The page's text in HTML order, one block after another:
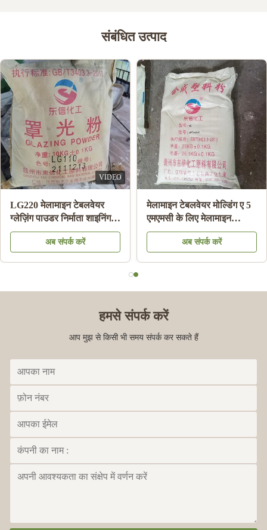
संबंधित उत्पाद
बाउल / प्लेट उच्च संबंध शक्ति
बनाने के लिए सफेद रंग का
मेलामाइन मोल्डिंग पाउडर
अब संपर्क करें
मेलामाइन मोल्डिंग कम्पाउंड
पाउडर डिशवेयर मेलामाइन प्लेट
सलाद बाउल मेलामाइन बनाने के
अब संपर्क करें
हमसे संपर्क करें
आप मुझ से किसी भी समय संपर्क कर सकते हैं